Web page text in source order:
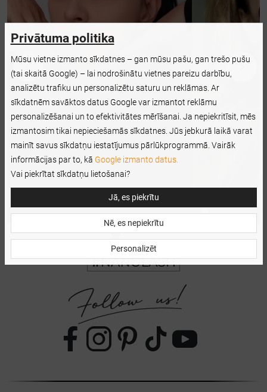
Privātuma politika
Mūsu vietne izmanto sīkdatnes – gan mūsu pašu, gan trešo pušu
(tai skaitā Google) – lai nodrošinātu vietnes pareizu darbību,
analizētu trafiku un personalizētu saturu un reklāmas. Ar
sīkdatnēm savāktos datus Google var izmantot reklāmu
personalizēšanai un to efektivitātes mērīšanai. Ja nepiekritīsit, mēs
izmantosim tikai nepieciešamās sīkdatnes. Jūs jebkurā laikā varat
mainīt savus sīkdatņu iestatījumus pārlūkprogrammā. Vairāk
informācijas par to, kā Google izmanto datus.
Vai piekrītat sīkdatņu lietošanai?
Jā, es piekrītu
Nē, es nepiekrītu
Personalizēt